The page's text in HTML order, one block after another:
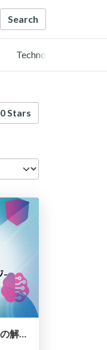
Technology
0 Stars
新旧ツールを駆使した レガシーアプリの解読 #cm_odyssey